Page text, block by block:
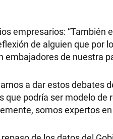
empresarios: “También
de alguien que por
de nuestra
a dar estos debates
podría ser modelo de
somos expertos